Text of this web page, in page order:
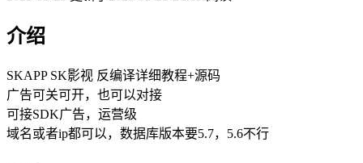
介绍
SKAPP SK影视 反编译详细教程+源码
广告可关可开，也可以对接
可接SDK广告，运营级
域名或者ip都可以，数据库版本要5.7，5.6不行